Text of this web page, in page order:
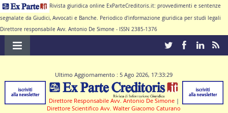
Rivista giuridica online ExParteCreditoris.it: provvedimenti e sentenze
segnalate da Giudici, Avvocati e Banche. Periodico d'informazione giuridica per studi legali
Direttore responsabile Avv. Antonio De Simone - ISSN 2385-1376
Ultimo Aggiornamento : 5 Ago 2026, 17:33:29
Direttore Responsabile Avv. Antonio De Simone |
Direttore Scientifico Avv. Walter Giacomo Caturano